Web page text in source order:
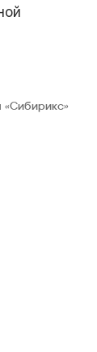
«Сибирикс»